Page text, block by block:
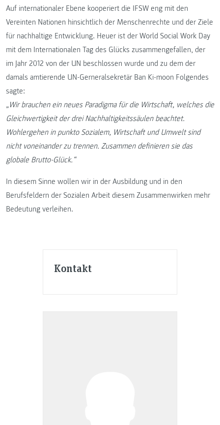
Kontakt
Auf internationaler Ebene kooperiert die IFSW eng mit den
Vereinten Nationen hinsichtlich der Menschenrechte und der Ziele
für nachhaltige Entwicklung. Heuer ist der World Social Work Day
mit dem Internationalen Tag des Glücks zusammengefallen, der
im Jahr 2012 von der UN beschlossen wurde und zu dem der
damals amtierende UN-Gerneralsekretär Ban Ki-moon Folgendes
sagte:
„Wir brauchen ein neues Paradigma für die Wirtschaft, welches die
Gleichwertigkeit der drei Nachhaltigkeitssäulen beachtet.
Wohlergehen in punkto Sozialem, Wirtschaft und Umwelt sind
nicht voneinander zu trennen. Zusammen definieren sie das
globale Brutto-Glück.“
In diesem Sinne wollen wir in der Ausbildung und in den
Berufsfeldern der Sozialen Arbeit diesem Zusammenwirken mehr
Bedeutung verleihen.